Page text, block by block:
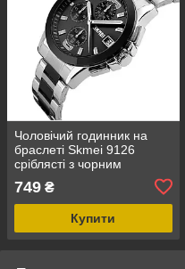
Чоловічий годинник на
браслеті Skmei 9126
сріблясті з чорним
749 ₴
Купити